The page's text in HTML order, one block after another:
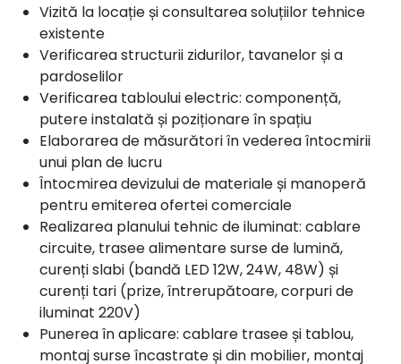
Vizită la locație și consultarea soluțiilor tehnice
existente
Verificarea structurii zidurilor, tavanelor și a
pardoselilor
Verificarea tabloului electric: componență,
putere instalată și poziționare în spațiu
Elaborarea de măsurători în vederea întocmirii
unui plan de lucru
Întocmirea devizului de materiale și manoperă
pentru emiterea ofertei comerciale
Realizarea planului tehnic de iluminat: cablare
circuite, trasee alimentare surse de lumină,
curenți slabi (bandă LED 12W, 24W, 48W) și
curenți tari (prize, întrerupătoare, corpuri de
iluminat 220V)
Punerea în aplicare: cablare trasee și tablou,
montaj surse încastrate și din mobilier, montaj